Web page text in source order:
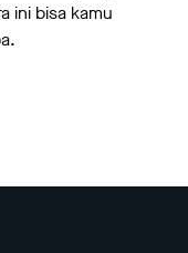
ini bisa kamu